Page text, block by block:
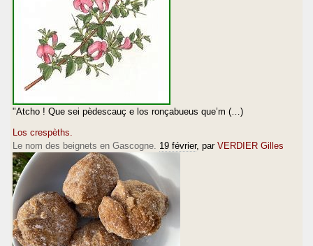
"Atcho ! Que sei pèdescauç e los ronçabueus que’m (…)
Los crespèths.
Le nom des beignets en Gascogne. 19 février, par VERDIER Gilles